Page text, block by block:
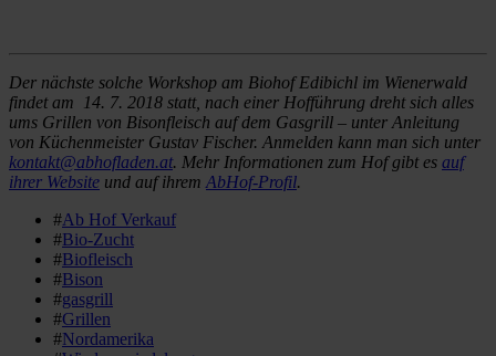
Der nächste solche Workshop am Biohof Edibichl im Wienerwald
findet am 14. 7. 2018 statt, nach einer Hofführung dreht sich alles
ums Grillen von Bisonfleisch auf dem Gasgrill – unter Anleitung
von Küchenmeister Gustav Fischer. Anmelden kann man sich unter
kontakt@abhofladen.at. Mehr Informationen zum Hof gibt es auf
ihrer Website und auf ihrem AbHof-Profil.
#Ab Hof Verkauf
#Bio-Zucht
#Biofleisch
#Bison
#gasgrill
#Grillen
#Nordamerika